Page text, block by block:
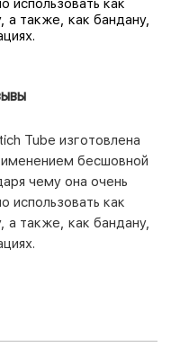
использовать как
а также, как бандану,
Tube изготовлена
бесшовной
чему она очень
использовать как
а также, как бандану,